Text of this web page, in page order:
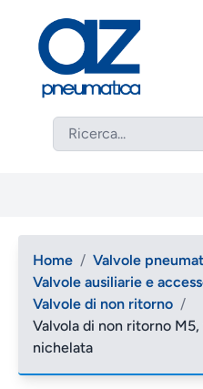
Home / Valvole
Valvole ausiliarie e
Valvole di non ritorno /
Valvola di non ritorno
nichelata